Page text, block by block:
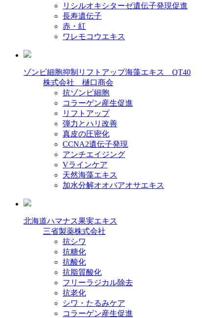
リシルオキシターゼ遺伝子発現促進
長寿遺伝子
赤・紅
ワレモコウエキス
ゾンビ細胞抑制リフトアップ海藻エキス QT40
株式会社 樋口商会
抗ゾンビ細胞
コラーゲン産生促進
リフトアップ
弾力とハリ改善
真皮の圧密化
CCNA2遺伝子発現
アンチエイジング
Vラインケア
天然海藻エキス
加水分解オオバアオサエキス
北海道ハマナス果実エキス
三省製薬株式会社
抗シワ
抗糖化
抗酸化
抗脂質酸化
フリーラジカル除去
抗老化
シワ・たるみケア
コラーゲン産生促進